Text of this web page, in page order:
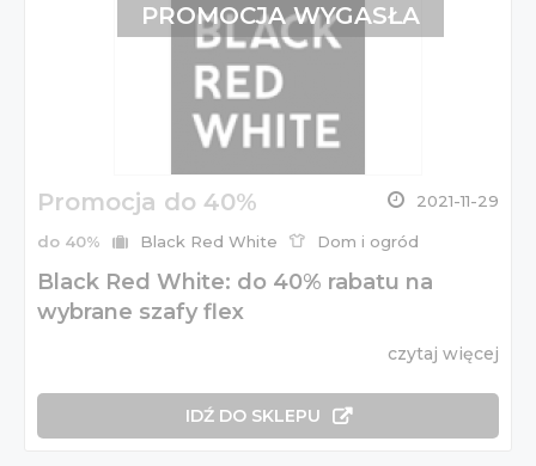
Promocja do 40% 2021-11-29
do 40% Black Red White Dom i ogród
Black Red White: do 40% rabatu na
wybrane szafy flex
czytaj więcej
IDŹ DO SKLEPU
PROMOCJA WYGASŁA